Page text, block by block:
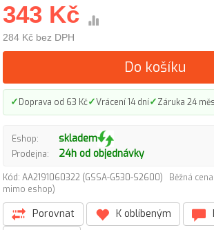
343 Kč
284 Kč bez DPH
Do košíku
✓Doprava od 63 Kč✓Vrácení 14 dní✓Záruka 24
Eshop: skladem
Prodejna: 24h od objednávky
Kód: AA2191060322 (GSSA-G530-S2600)
Běžná
mimo eshop)
Porovnat K oblíbeným